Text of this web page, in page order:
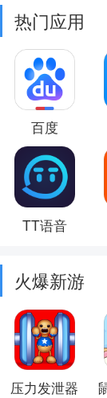
热门应用
百度
TT语音
火爆新游
压力发泄器